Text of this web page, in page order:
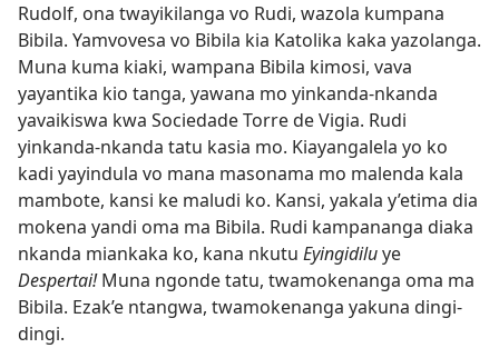
Rudolf, ona twayikilanga vo Rudi, wazola kumpana
Bibila. Yamvovesa vo Bibila kia Katolika kaka yazolanga.
Muna kuma kiaki, wampana Bibila kimosi, vava
yayantika kio tanga, yawana mo yinkanda-nkanda
yavaikiswa kwa Sociedade Torre de Vigia. Rudi
yinkanda-nkanda tatu kasia mo. Kiayangalela yo ko
kadi yayindula vo mana masonama mo malenda kala
mambote, kansi ke maludi ko. Kansi, yakala y’etima dia
mokena yandi oma ma Bibila. Rudi kampananga diaka
nkanda miankaka ko, kana nkutu Eyingidiluye
Despertai!Muna ngonde tatu, twamokenanga oma ma
Bibila. Ezak’e ntangwa, twamokenanga yakuna dingi-
dingi.